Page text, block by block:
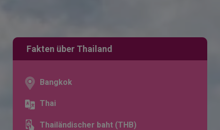
Fakten über Thailand
Bangkok
Thai
Thailändischer baht (THB)